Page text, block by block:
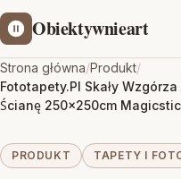
Obiektywnieart
Strona główna/Produkt/
Fototapety.Pl Skały
Ścianę 250x250cm
PRODUKT TAPETY I